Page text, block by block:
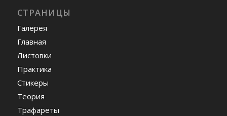
СТРАНИЦЫ
Галерея
Главная
Листовки
Практика
Стикеры
Теория
Трафареты